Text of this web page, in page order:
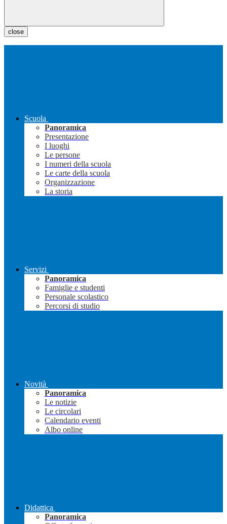
close
Scuola
Panoramica
Presentazione
I luoghi
Le persone
I numeri della scuola
Le carte della scuola
Organizzazione
La storia
Servizi
Panoramica
Famiglie e studenti
Personale scolastico
Percorsi di studio
Novità
Panoramica
Le notizie
Le circolari
Calendario eventi
Albo online
Didattica
Panoramica